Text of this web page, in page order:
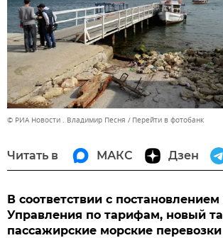
© РИА Новости . Владимир Песня Перейти в фотобанк
Читать в МАКС Дзен
В соответствии с постановлением
Управления по тарифам, новый
пассажирские морские перевозки